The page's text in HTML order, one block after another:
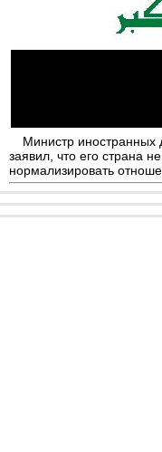
Министр иностранных
заявил, что его страна
нормализировать